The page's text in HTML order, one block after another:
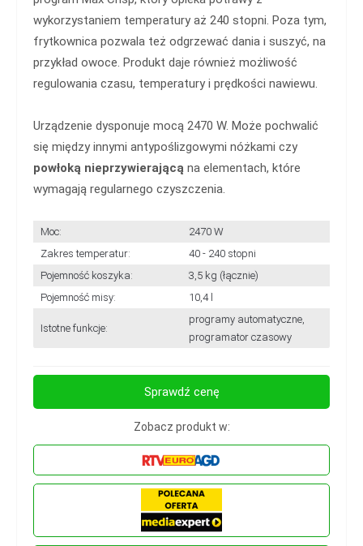
wykorzystaniem temperatury aż 240 stopni. Poza tym,
frytkownica pozwala też odgrzewać dania i suszyć, na
przykład owoce. Produkt daje również możliwość
regulowania czasu, temperatury i prędkości nawiewu.
Urządzenie dysponuje mocą 2470 W. Może pochwalić
się między innymi antypoślizgowymi nóżkami czy
powłoką nieprzywierającą na elementach, które
wymagają regularnego czyszczenia.
Moc:
2470 W
Zakres temperatur:
40 - 240 stopni
Pojemność koszyka:
3,5 kg (łącznie)
Pojemność misy:
10,4 l
Istotne funkcje:
programy automatyczne,
programator czasowy
Sprawdź cenę
Zobacz produkt w: